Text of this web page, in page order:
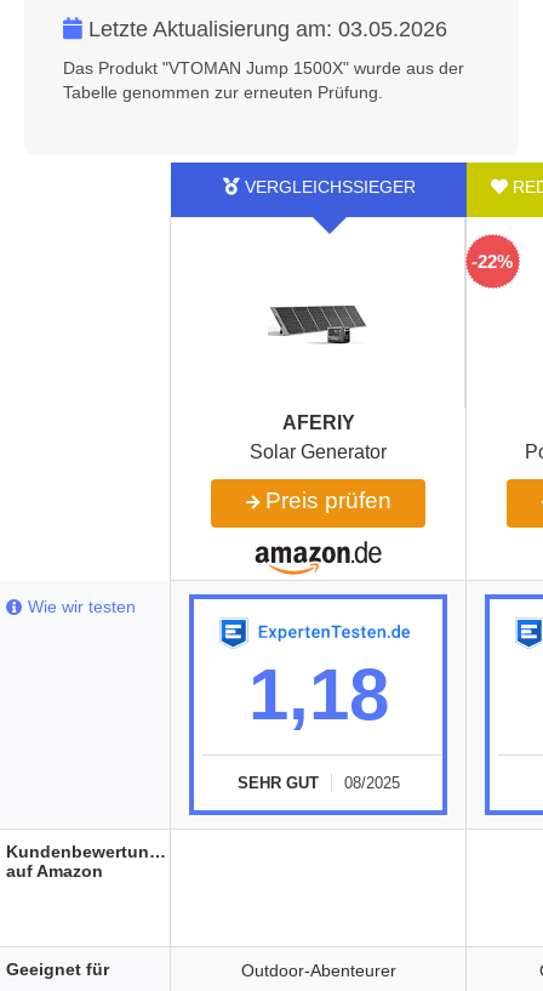
Letzte Aktualisierung am: 03.05.2026
Das Produkt "VTOMAN Jump 1500X" wurde aus der
Tabelle genommen zur erneuten Prüfung.
-22%
AFERIY
Solar Generator
Preis prüfen
1,18
SEHR GUT 08/2025
Outdoor-Abenteurer
Wie wir testen
Kundenbewertungen
auf Amazon
Geeignet für